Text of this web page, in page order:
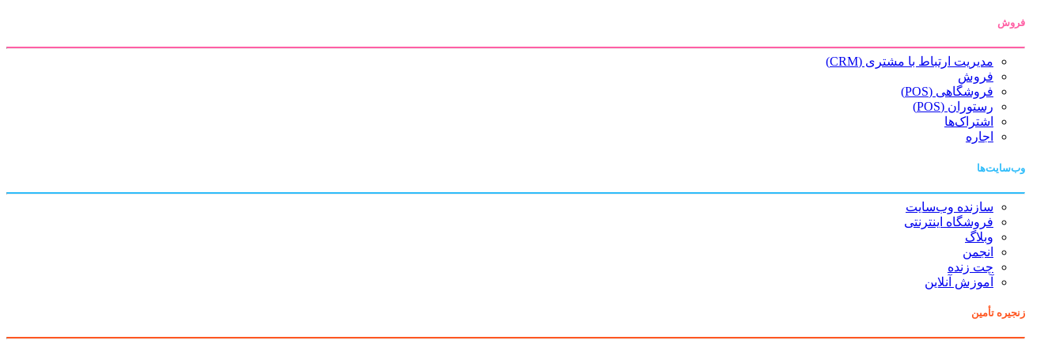
فروش
مدیریت ارتباط با مشتری (CRM)
فروش
فروشگاهی (POS)
رستوران (POS)
اشتراک‌ها
اجاره
وب‌سایت‌ها
سازنده وب‌سایت
فروشگاه اینترنتی
وبلاگ
انجمن
چت زنده
آموزش آنلاین
زنجیره تأمین